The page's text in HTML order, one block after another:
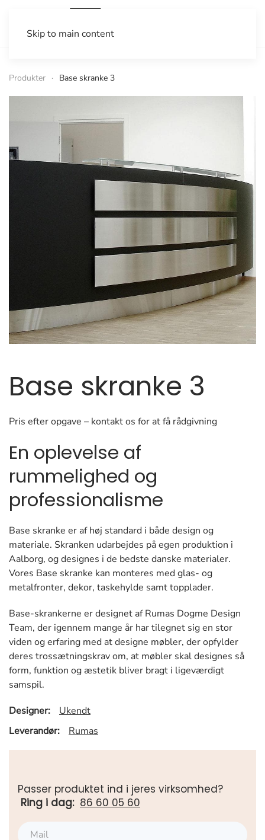
Skip to main content
Produkter Base skranke 3
Base skranke 3
Pris efter opgave – kontakt os for at få rådgivning
En oplevelse af
rummelighed og
professionalisme
Base skranke er af høj standard i både design og
materiale. Skranken udarbejdes på egen produktion i
Aalborg, og designes i de bedste danske materialer.
Vores Base skranke kan monteres med glas- og
metalfronter, dekor, taskehylde samt topplader.
Base-skrankerne er designet af Rumas Dogme Design
Team, der igennem mange år har tilegnet sig en stor
viden og erfaring med at designe møbler, der opfylder
deres trossætningskrav om, at møbler skal designes så
form, funktion og æstetik bliver bragt i ligeværdigt
samspil.
Designer:
Ukendt
Leverandør:
Rumas
Passer produktet ind i jeres virksomhed?
Ring i dag: 86 60 05 60